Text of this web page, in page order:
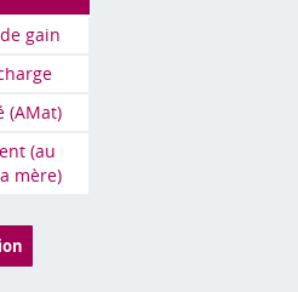
gain
(AMat)
(au
mère)